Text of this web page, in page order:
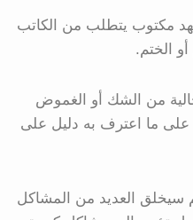
مكتوب يتطلب من الكاتب
الختم.
من الشك أو الغموض
على ما اعترف به دليل على
سيخلق العديد من المشاكل